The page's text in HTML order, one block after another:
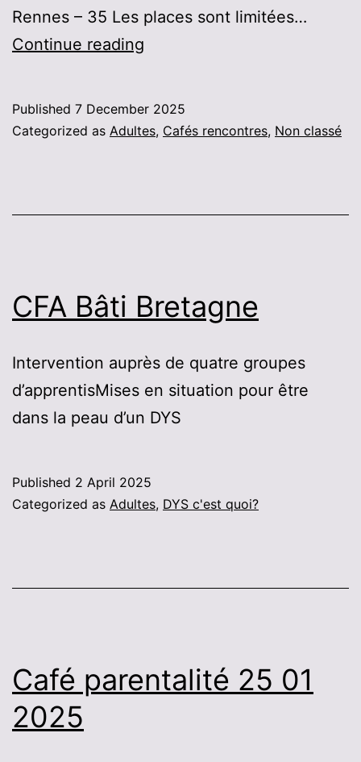
Rennes – 35 Les places sont limitées…
Continue reading
17
Published 7 December 2025
Categorized as Adultes, Cafés rencontres, Non classé
CFA Bâti Bretagne
Intervention auprès de quatre groupes
d’apprentisMises en situation pour être
dans la peau d’un DYS
Published 2 April 2025
Categorized as Adultes, DYS c'est quoi?
Café parentalité 25 01
2025